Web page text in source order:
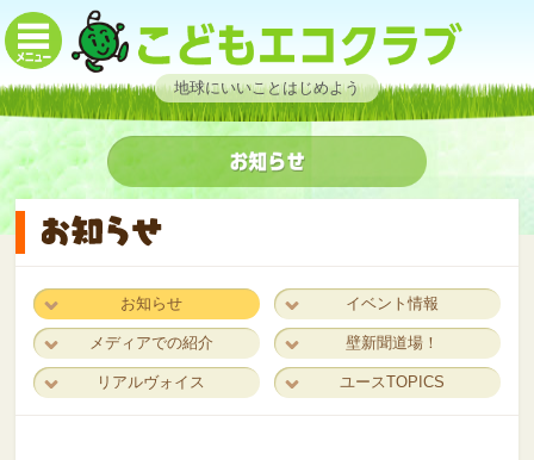
地球にいいことはじめよう
お知らせ イベント情報
メディアでの紹介 壁新聞道場！
リアルヴォイス ユースTOPICS